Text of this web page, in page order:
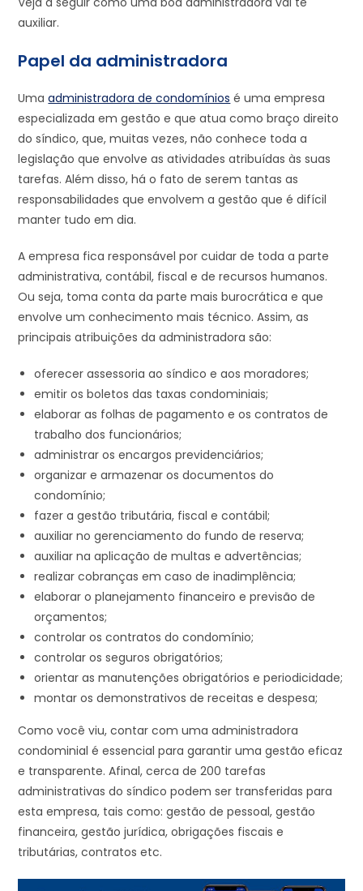
auxiliar.
Papel da administradora
Umaadministradora de condomínios é uma empresa
especializada em gestão e que atua como braço direito
do síndico, que, muitas vezes, não conhece toda a
legislação que envolve as atividades atribuídas às suas
tarefas. Além disso, há o fato de serem tantas as
responsabilidades que envolvem a gestão que é difícil
manter tudo em dia.
A empresa fica responsável por cuidar de toda a parte
administrativa, contábil, fiscal e de recursos humanos.
Ou seja, toma conta da parte mais burocrática e que
envolve um conhecimento mais técnico. Assim, as
principais atribuições da administradora são:
oferecer assessoria ao síndico e aos moradores;
emitir os boletos das taxas condominiais;
elaborar as folhas de pagamento e os contratos de
trabalho dos funcionários;
administrar os encargos previdenciários;
organizar e armazenar os documentos do
condomínio;
fazer a gestão tributária, fiscal e contábil;
auxiliar no gerenciamento do fundo de reserva;
auxiliar na aplicação de multas e advertências;
realizar cobranças em caso de inadimplência;
elaborar o planejamento financeiro e previsão de
orçamentos;
controlar os contratos do condomínio;
controlar os seguros obrigatórios;
orientar as manutenções obrigatórios e periodicidade;
montar os demonstrativos de receitas e despesa;
Como você viu, contar com uma administradora
condominial é essencial para garantir uma gestão eficaz
e transparente. Afinal, cerca de 200 tarefas
administrativas do síndico podem ser transferidas para
esta empresa, tais como: gestão de pessoal, gestão
financeira, gestão jurídica, obrigações fiscais e
tributárias, contratos etc.